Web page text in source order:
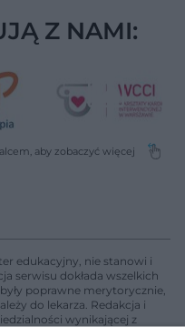
Z NAMI:
edukacyjny, nie stanowi i
serwisu dokłada wszelkich
poprawne merytorycznie,
do lekarza. Redakcja i
wynikającej z